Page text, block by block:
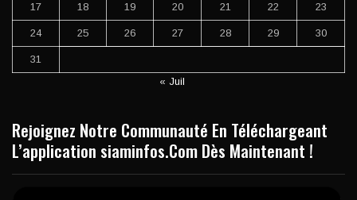
17 18 19 20 21 22 23
24 25 26 27 28 29 30
31
« Juil
Rejoignez Notre Communauté En Téléchargeant
L’application siaminfos.Com Dès Maintenant !